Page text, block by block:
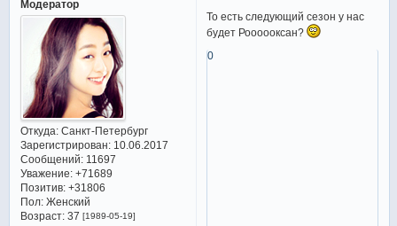
Модератор
Откуда:Санкт-Петербург
Зарегистрирован: 10.06.2017
Сообщений:11697
Уважение: +71689
Позитив: +31806
Пол:Женский
Возраст:37 [1989-05-19]
То есть следующий сезон у нас
будет Роооооксан?
0